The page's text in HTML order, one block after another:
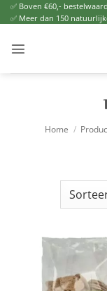
Ga
naar
✅ Boven €60,-
✅ Meer dan 150
Home /